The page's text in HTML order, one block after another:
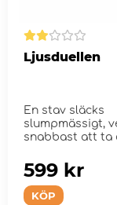
Ljusduellen
En stav släcks
slumpmässigt,
snabbast att ta
KÖP
599 kr